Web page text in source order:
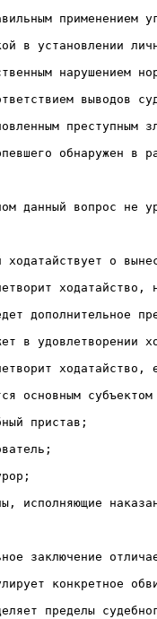
обнаружен в
ходатайствует о
основным
заключение